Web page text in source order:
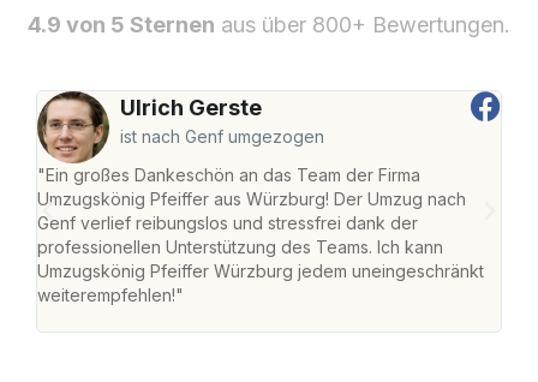
4.9 von 5 Sternen aus über 800+ Bewertungen.
Ulrich Gerste
ist nach Genf umgezogen
"Ein großes Dankeschön an das Team der Firma
Umzugskönig Pfeiffer aus Würzburg! Der Umzug nach
Genf verlief reibungslos und stressfrei dank der
professionellen Unterstützung des Teams. Ich kann
Umzugskönig Pfeiffer Würzburg jedem uneingeschränkt
weiterempfehlen!"